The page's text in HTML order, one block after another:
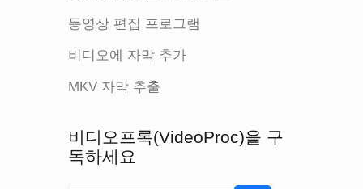
동영상 편집 프로그램
비디오에 자막 추가
MKV 자막 추출
비디오프록(VideoProc)을 구
독하세요